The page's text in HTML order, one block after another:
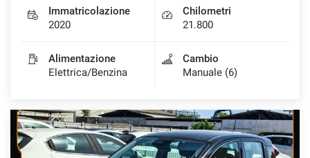
Immatricolazione
2020
Chilometri
21.800
Alimentazione
Elettrica/Benzina
Cambio
Manuale (6)